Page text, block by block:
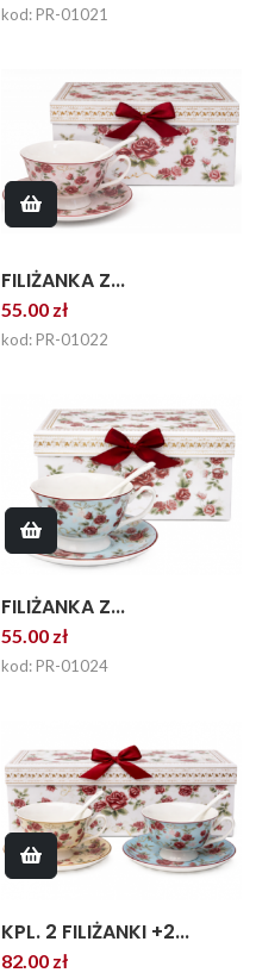
kod: PR-01021
FILIŻANKA Z...
55.00 zł
kod: PR-01022
FILIŻANKA Z...
55.00 zł
kod: PR-01024
KPL. 2 FILIŻANKI +2...
82.00 zł